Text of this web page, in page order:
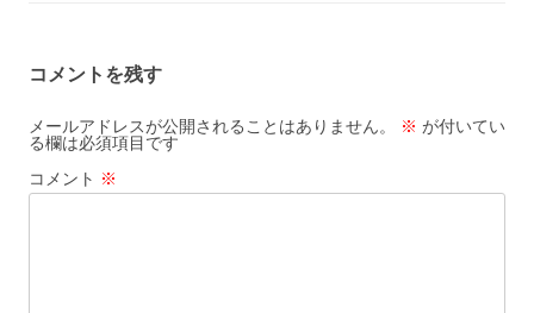
コメントを残す
メールアドレスが公開されることはありません。 ※ が付いてい
る欄は必須項目です
コメント ※